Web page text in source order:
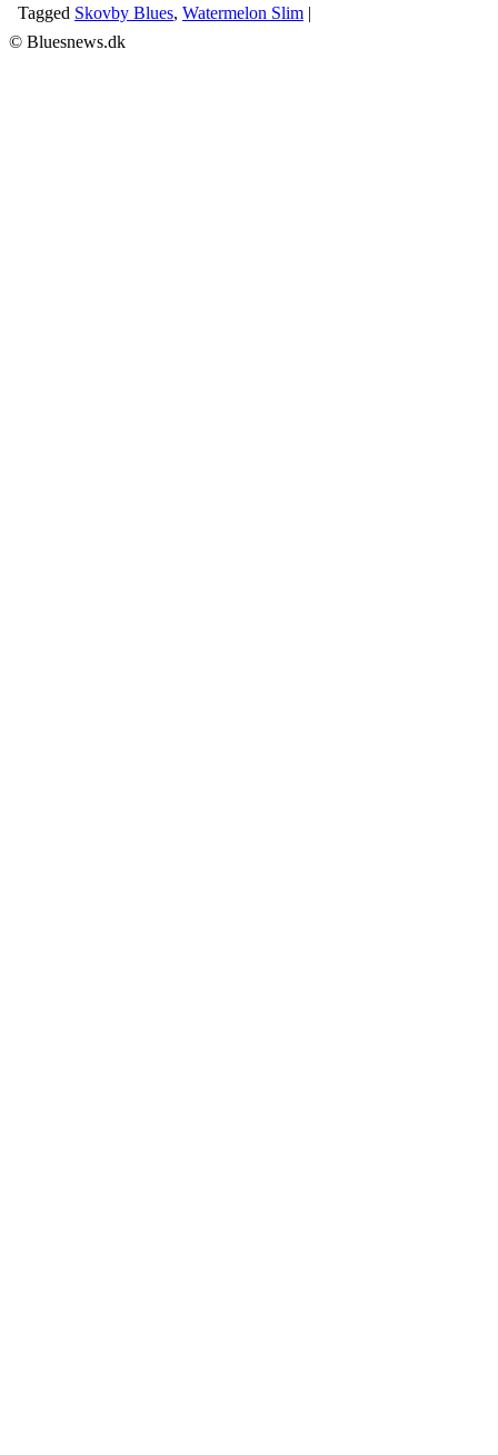
Tagged Skovby Blues, Watermelon Slim |
© Bluesnews.dk